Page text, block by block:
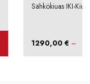
Sähkökiuas IKI-
1290,00 € –